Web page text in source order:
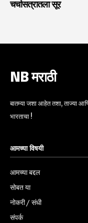
चर्चासत्रातला सूर
NB मराठी
बातम्या जशा आहेत तशा, ताज्या
भारताचा !
आमच्या विषयी
आमच्या बद्दल
सोबत या
नोकरी / संधी
संपर्क